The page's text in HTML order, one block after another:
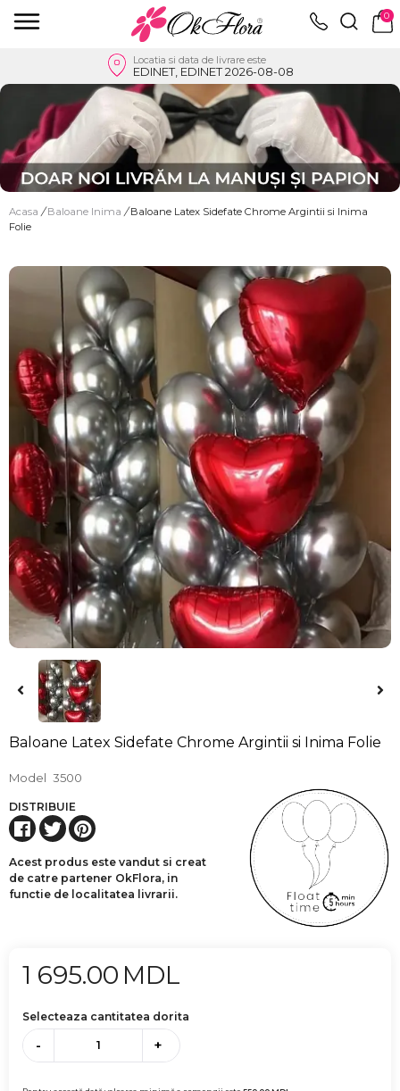
0
Locatia si data de livrare este
EDINET, EDINET 2026-08-08
Acasa / Baloane Inima / Baloane Latex Sidefate Chrome Argintii si Inima
Folie
Baloane Latex Sidefate Chrome Argintii si Inima Folie
Model 3500
DISTRIBUIE
Acest produs este vandut si creat
de catre partener OkFlora, in
functie de localitatea livrarii.
1 695.00 MDL
Selecteaza cantitatea dorita
- +